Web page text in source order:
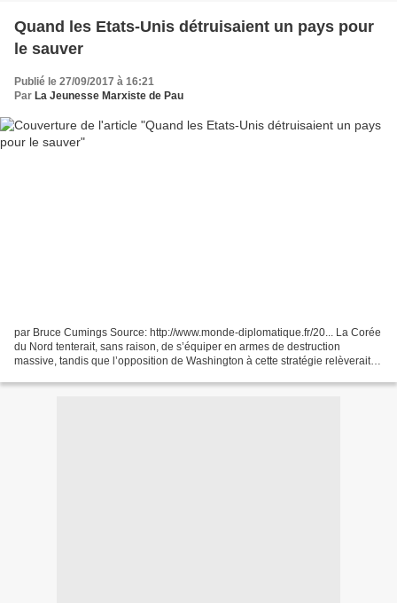
Quand les Etats-Unis détruisaient un pays pour
le sauver
Publié le 27/09/2017 à 16:21
Par La Jeunesse Marxiste de Pau
par Bruce Cumings Source: http://www.monde-diplomatique.fr/20... La Corée
du Nord tenterait, sans raison, de s’équiper en armes de destruction
massive, tandis que l’opposition de Washington à cette stratégie relèverait